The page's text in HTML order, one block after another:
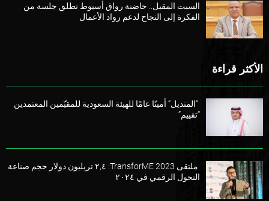
السبت المقبل.. حاضنة رواق أسيوط تطلق جلسة من
الفكرة إلى النجاح لدعم رواد الأعمال
الأكثر قراءة
“المنديل” أمينًا عامًا للهيئة السعودية للمقيّمين المعتمدين
“تقييم”
ملتقى TransforME 2023: ٢,٤ تريليون دولار حجم صناعة
التحول الرقمي في ٢٠٢٤